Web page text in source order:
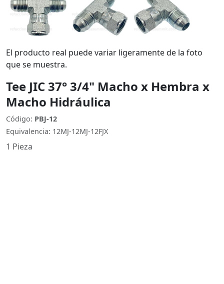
El producto real puede variar ligeramente de la foto
que se muestra.
Tee JIC 37° 3/4" Macho x Hembra x
Macho Hidráulica
Código: PBJ-12
Equivalencia: 12MJ-12MJ-12FJX
1 Pieza